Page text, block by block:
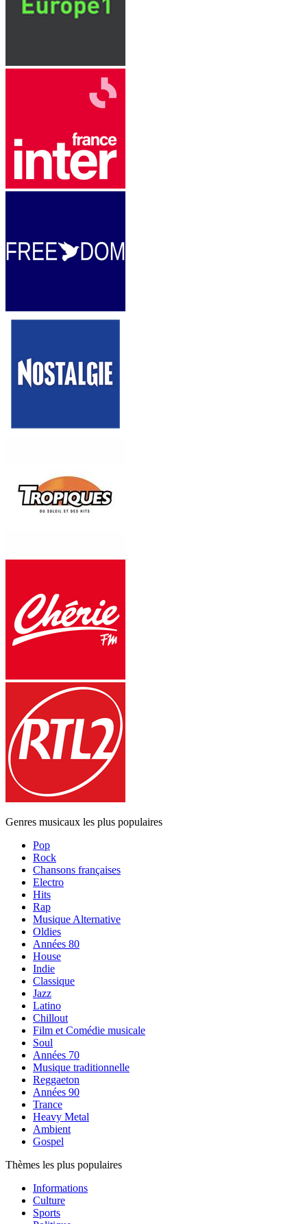
Genres musicaux les plus populaires
Pop
Rock
Chansons françaises
Electro
Hits
Rap
Musique Alternative
Oldies
Années 80
House
Indie
Classique
Jazz
Latino
Chillout
Film et Comédie musicale
Soul
Années 70
Musique traditionnelle
Reggaeton
Années 90
Trance
Heavy Metal
Ambient
Gospel
Thèmes les plus populaires
Informations
Culture
Sports